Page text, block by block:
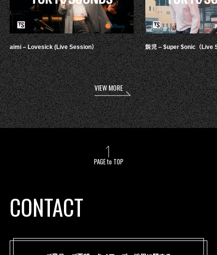
aimi – Lovesick (Live Session） 鋭児 – $uper $onic（Live
VIEW MORE
PAGE to TOP
CONTACT